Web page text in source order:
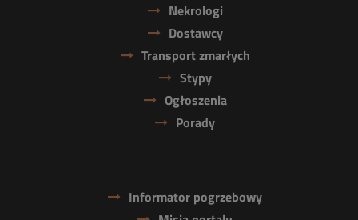
Nekrologi
Dostawcy
Transport zmarłych
Stypy
Ogłoszenia
Porady
Informator pogrzebowy